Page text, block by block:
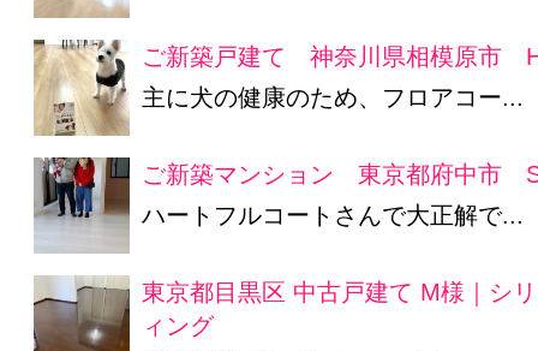
ご新築戸建て 神奈川県相模原市
主に犬の健康のため、フロアコー...
ご新築マンション 東京都府中市
ハートフルコートさんで大正解で...
東京都目黒区 中古戸建て M様｜シ
ィング